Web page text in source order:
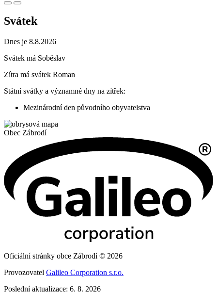
Svátek
Dnes je 8.8.2026
Svátek má Soběslav
Zítra má svátek Roman
Státní svátky a významné dny na zítřek:
Mezinárodní den původního obyvatelstva
Obec Zábrodí
Oficiální stránky obce Zábrodí © 2026
Provozovatel Galileo Corporation s.r.o.
Poslední aktualizace: 6. 8. 2026